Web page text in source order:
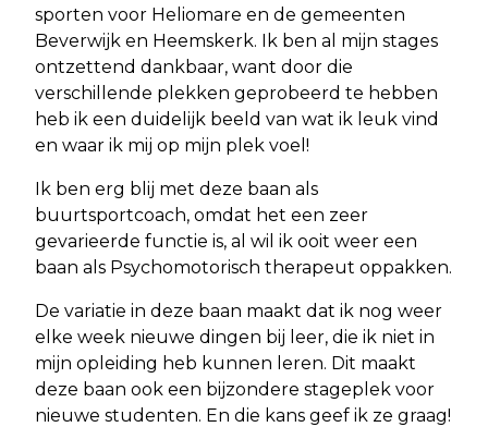
sporten voor Heliomare en de gemeenten
Beverwijk en Heemskerk. Ik ben al mijn stages
ontzettend dankbaar, want door die
verschillende plekken geprobeerd te hebben
heb ik een duidelijk beeld van wat ik leuk vind
en waar ik mij op mijn plek voel!
Ik ben erg blij met deze baan als
buurtsportcoach, omdat het een zeer
gevarieerde functie is, al wil ik ooit weer een
baan als Psychomotorisch therapeut oppakken.
De variatie in deze baan maakt dat ik nog weer
elke week nieuwe dingen bij leer, die ik niet in
mijn opleiding heb kunnen leren. Dit maakt
deze baan ook een bijzondere stageplek voor
nieuwe studenten. En die kans geef ik ze graag!